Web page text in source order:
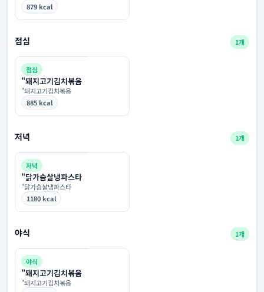
879 kcal
점심 1개
점심
"돼지고기김치볶음
"돼지고기김치볶음
885 kcal
저녁 1개
저녁
"닭가슴살냉파스타
"닭가슴살냉파스타
1180 kcal
야식 1개
야식
"돼지고기김치볶음
"돼지고기김치볶음